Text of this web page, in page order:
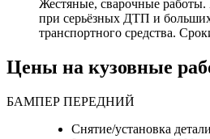
Жестяные, сварочные
при серьёзных ДТП и
транспортного средства.
Цены на кузовные
БАМПЕР ПЕРЕДНИЙ
Снятие/установка